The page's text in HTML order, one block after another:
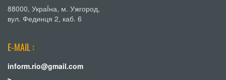
88000, УкраЇна, м. Ужгород,
вул. Фединця 2, каб. 6
E-MAIL :
inform.rio@gmail.com